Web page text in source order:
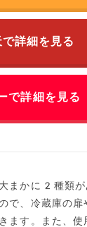
詳細を見る
で詳細を見る
大まかに2種類
で、冷蔵庫の扉
ます。また、使